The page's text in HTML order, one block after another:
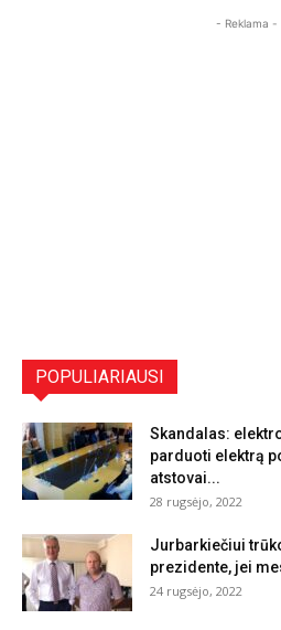
- Reklama -
POPULIARIAUSI
Skandalas:
parduoti elektrą
atstovai...
28 rugsėjo, 2022
Jurbarkiečiui
prezidente, jei
24 rugsėjo, 2022